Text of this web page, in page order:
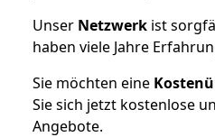
Unser Netzwerk ist
haben viele Jahre
Sie möchten eine
Sie sich jetzt kostenlose
Angebote.